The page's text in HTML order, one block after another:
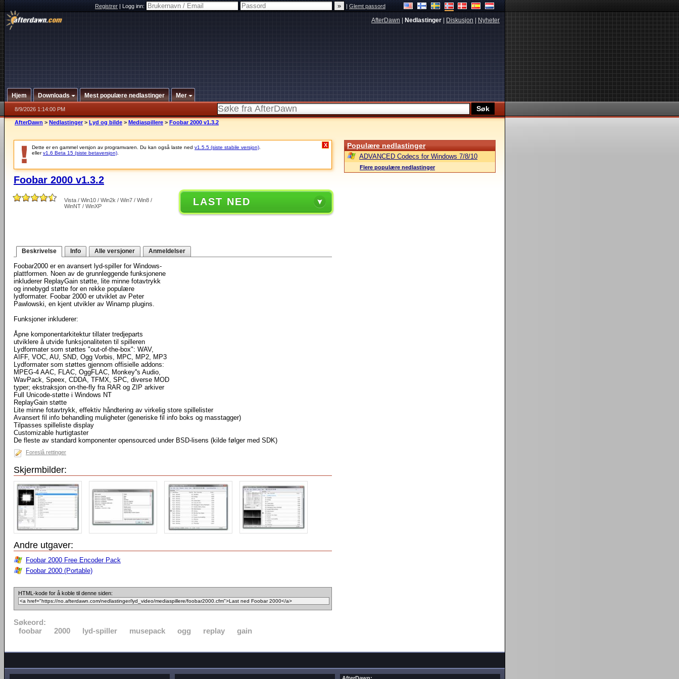
Registrer|Logg inn: |Glemt passord
AfterDawn Nedlastinger Diskusjon Nyheter
Hjem Downloads Mest populære nedlastinger Mer
8/9/2026 1:14:00 PM
AfterDawn > Nedlastinger > Lyd og bilde > Mediaspillere > Foobar 2000 v1.3.2
Dette er en gammel versjon av programvaren. Du kan også laste ned v1.5.5 (siste stabile versjon)
ellerv1.6 Beta 15 (siste betaversjon)
X
Foobar 2000 v1.3.2
Vista / Win10 / Win2k / Win7 / Win8 /
WinNT / WinXP
LAST NED
Beskrivelse Info Alle versjoner Anmeldelser
Foobar2000 er en avansert lyd-spiller for Windows-
plattformen. Noen av de grunnleggende funksjonene
inkluderer ReplayGain støtte, lite minne fotavtrykk
og innebygd støtte for en rekke populære
lydformater. Foobar 2000 er utviklet av Peter
Pawlowski, en kjent utvikler av Winamp plugins.
Funksjoner inkluderer:
Åpne komponentarkitektur tillater tredjeparts
utviklere å utvide funksjonaliteten til spilleren
Lydformater som støttes "out-of-the-box": WAV,
AIFF, VOC, AU, SND, Ogg Vorbis, MPC, MP2, MP3
Lydformater som støttes gjennom offisielle addons:
MPEG-4 AAC, FLAC, OggFLAC, Monkey''s Audio,
WavPack, Speex, CDDA, TFMX, SPC, diverse MOD
typer; ekstraksjon on-the-fly fra RAR og ZIP arkiver
Full Unicode-støtte i Windows NT
ReplayGain støtte
Lite minne fotavtrykk, effektiv håndtering av virkelig store spillelister
Avansert fil info behandling muligheter (generiske fil info boks og masstagger)
Tilpasses spilleliste display
Customizable hurtigtaster
De fleste av standard komponenter opensourced under BSD-lisens (kilde følger med SDK)
Foreslå rettinger
Skjermbilder:
Andre utgaver:
Foobar 2000 Free Encoder Pack
Foobar 2000 (Portable)
HTML-kode for å koble til denne siden:
Søkeord:
foobar
2000 lyd-spiller musepack ogg replay gain
Populære nedlastinger
ADVANCED Codecs for Windows 7/8/10
Flere populære nedlastinger